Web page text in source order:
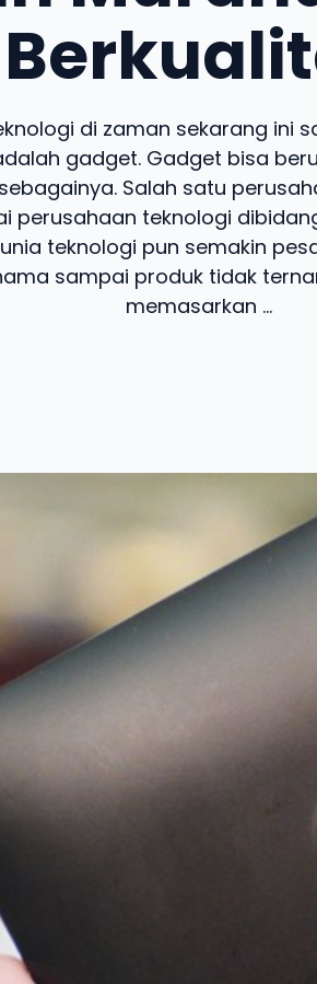
di zaman sekarang ini
gadget. Gadget bisa
Salah satu
perusahaan teknologi
teknologi pun semakin
sampai produk tidak
memasarkan ...